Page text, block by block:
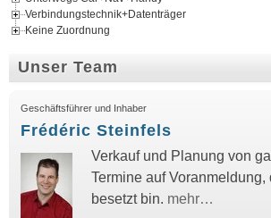
Verbindungstechnik+Datenträger
Keine Zuordnung
Unser Team
Geschäftsführer und Inhaber
Frédéric Steinfels
Verkauf und Planung von
Termine auf Voranmeldung,
besetzt bin. mehr…